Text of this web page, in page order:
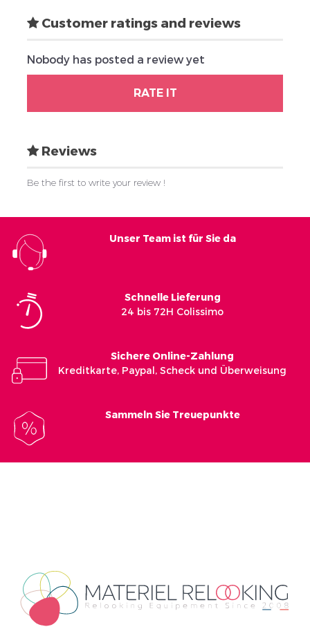
Customer ratings and reviews
Nobody has posted a review yet
RATE IT
Reviews
Be the first to write your review !
Unser Team ist für Sie da
Schnelle Lieferung
24 bis 72H Colissimo
Sichere Online-Zahlung
Kreditkarte, Paypal, Scheck und Überweisung
Sammeln Sie Treuepunkte